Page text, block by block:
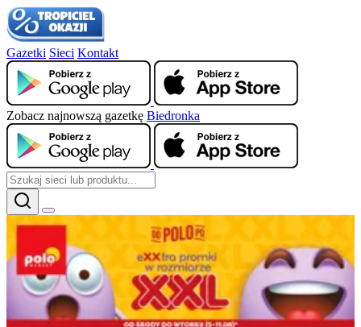
Gazetki Sieci Kontakt
Zobacz najnowszą gazetkę Biedronka